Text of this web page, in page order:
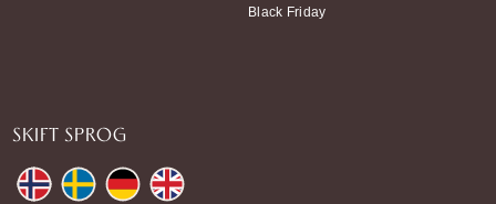
Black Friday
SKIFT SPROG